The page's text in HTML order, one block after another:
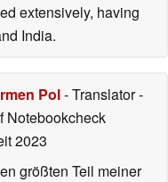
extensively, having
India.
Pol- Translator-
Notebookcheck
2023
größten Teil meiner